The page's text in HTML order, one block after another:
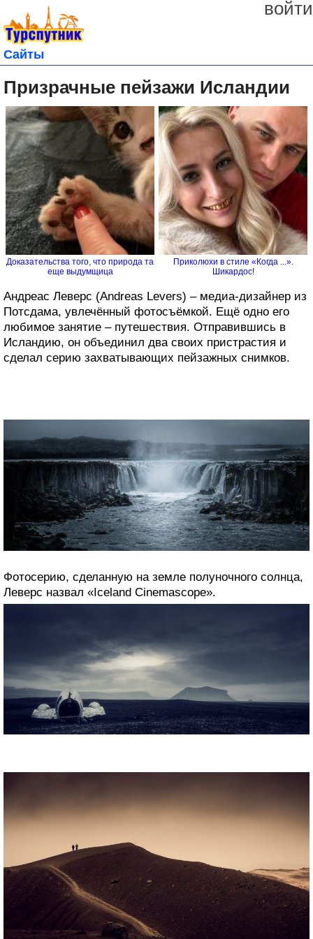
войти
Сайты
Призрачные пейзажи Исландии
Доказательства того, что природа та
еще выдумщица
Приколюхи в стиле «Когда ...».
Шикардос!
Андреас Леверс (Andreas Levers) – медиа-дизайнер из
Потсдама, увлечённый фотосъёмкой. Ещё одно его
любимое занятие – путешествия. Отправившись в
Исландию, он объединил два своих пристрастия и
сделал серию захватывающих пейзажных снимков.
Фотосерию, сделанную на земле полуночного солнца,
Леверс назвал «Iceland Cinemascope».